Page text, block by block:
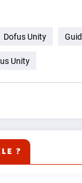
Dofus Unity
Unity
?